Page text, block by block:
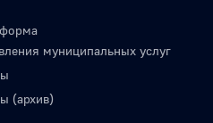
муниципальных услуг
(архив)